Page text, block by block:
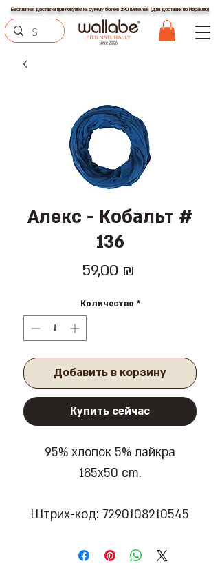
Бесплатная доставка при покупке на сумму более 290 шекелей (для доставки по Израилю)
Алекс - Кобальт #
136
59,00 ₪
Количество *
Добавить в корзину
Купить сейчас
95% хлопок 5% лайкра
185x50 cm.
Штрих-код: 7290108210545